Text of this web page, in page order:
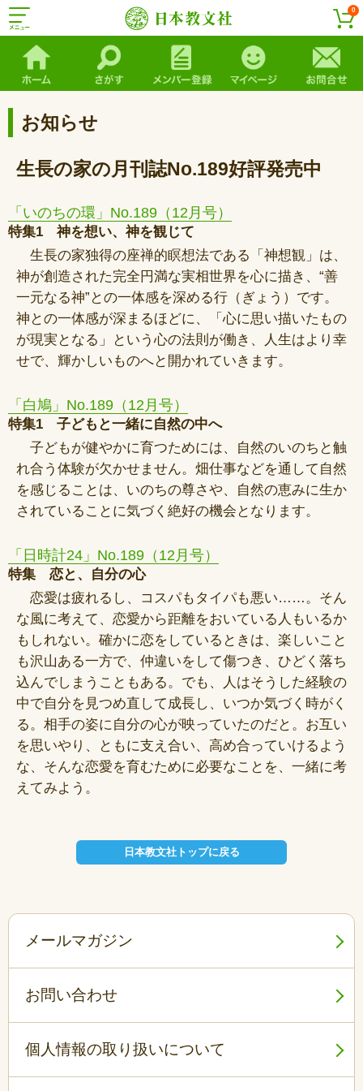
0
お知らせ
生長の家の月刊誌No.189好評発売中
「いのちの環」No.189（12月号）
特集1 神を想い、神を観じて
生長の家独得の座禅的瞑想法である「神想観」は、
神が創造された完全円満な実相世界を心に描き、“善
一元なる神”との一体感を深める行（ぎょう）です。
神との一体感が深まるほどに、「心に思い描いたもの
が現実となる」という心の法則が働き、人生はより幸
せで、輝かしいものへと開かれていきます。
「白鳩」No.189（12月号）
特集1 子どもと一緒に自然の中へ
子どもが健やかに育つためには、自然のいのちと触
れ合う体験が欠かせません。畑仕事などを通して自然
を感じることは、いのちの尊さや、自然の恵みに生か
されていることに気づく絶好の機会となります。
「日時計24」No.189（12月号）
特集 恋と、自分の心
恋愛は疲れるし、コスパもタイパも悪い……。そん
な風に考えて、恋愛から距離をおいている人もいるか
もしれない。確かに恋をしているときは、楽しいこと
も沢山ある一方で、仲違いをして傷つき、ひどく落ち
込んでしまうこともある。でも、人はそうした経験の
中で自分を見つめ直して成長し、いつか気づく時がく
る。相手の姿に自分の心が映っていたのだと。お互い
を思いやり、ともに支え合い、高め合っていけるよう
な、そんな恋愛を育むために必要なことを、一緒に考
えてみよう。
日本教文社トップに戻る
メールマガジン
お問い合わせ
個人情報の取り扱いについて